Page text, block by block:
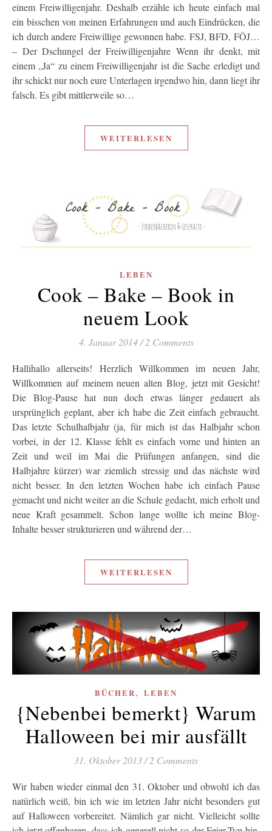
einem Freiwilligenjahr. Deshalb erzähle ich heute einfach mal
ein bisschen von meinen Erfahrungen und auch Eindrücken, die
ich durch andere Freiwillige gewonnen habe. FSJ, BFD, FÖJ…
– Der Dschungel der Freiwilligenjahre Wenn ihr denkt, mit
einem „Ja“ zu einem Freiwilligenjahr ist die Sache erledigt und
ihr schickt nur noch eure Unterlagen irgendwo hin, dann liegt ihr
falsch. Es gibt mittlerweile so…
WEITERLESEN
LEBEN
Cook – Bake – Book in
neuem Look
4. Januar 2014 / 2 Comments
Hallihallo allerseits! Herzlich Willkommen im neuen Jahr,
Willkommen auf meinem neuen alten Blog, jetzt mit Gesicht!
Die Blog-Pause hat nun doch etwas länger gedauert als
ursprünglich geplant, aber ich habe die Zeit einfach gebraucht.
Das letzte Schulhalbjahr (ja, für mich ist das Halbjahr schon
vorbei, in der 12. Klasse fehlt es einfach vorne und hinten an
Zeit und weil im Mai die Prüfungen anfangen, sind die
Halbjahre kürzer) war ziemlich stressig und das nächste wird
nicht besser. In den letzten Wochen habe ich einfach Pause
gemacht und nicht weiter an die Schule gedacht, mich erholt und
neue Kraft gesammelt. Schon lange wollte ich meine Blog-
Inhalte besser strukturieren und während der…
WEITERLESEN
BÜCHER , LEBEN
{Nebenbei bemerkt} Warum
Halloween bei mir ausfällt
31. Oktober 2013/ 2 Comments
Wir haben wieder einmal den 31. Oktober und obwohl ich das
natürlich weiß, bin ich wie im letzten Jahr nicht besonders gut
auf Halloween vorbereitet. Nämlich gar nicht. Vielleicht sollte